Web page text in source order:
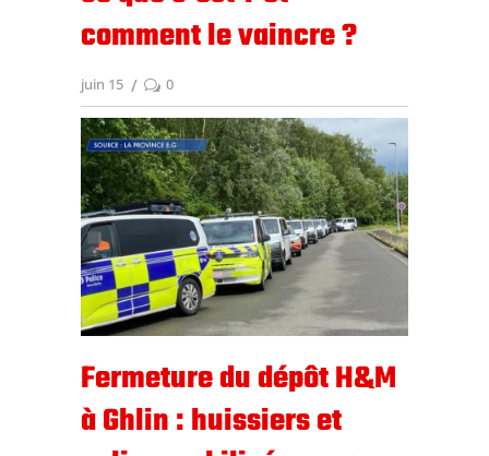
comment le vaincre ?
juin 15 0
Fermeture du dépôt H&M
à Ghlin : huissiers et